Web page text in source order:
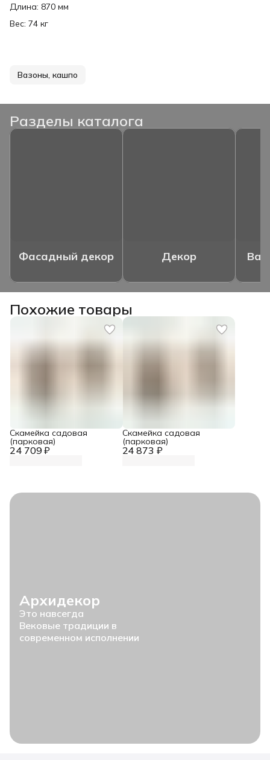
Длина: 870 мм
Вес: 74 кг
Вазоны, кашпо
Разделы каталога
Фасадный декор Декор
Похожие товары
24 709 ₽
Скамейка садовая
(парковая)
24 873 ₽
Скамейка садовая
(парковая)
Архидекор
Это навсегда
Вековые традиции в
современном исполнении